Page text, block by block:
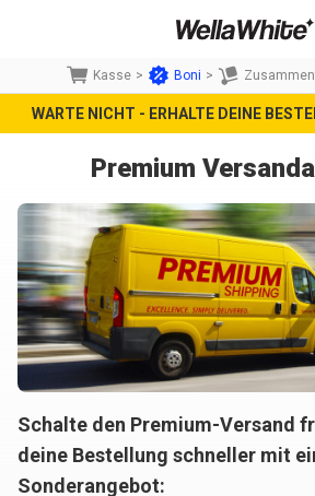
Kasse > Boni >
WARTE NICHT - ERHALTE DEINE
Premium
Schalte den Premium-Versand
deine Bestellung schneller mit
Sonderangebot: